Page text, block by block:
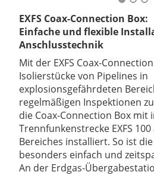
EXFS Coax-Connection Box:
Einfache und flexible
Anschlusstechnik
Mit der EXFS Coax-
Isolierstücke von Pipelines in
explosionsgefährdeten
regelmäßigen Inspektionen
die Coax-Connection Box mit
Trennfunkenstrecke EXFS
Bereiches installiert. So ist
besonders einfach und
An der Erdgas-